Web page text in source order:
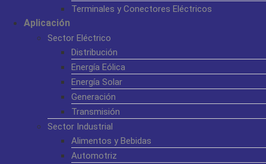
Terminales y Conectores Eléctricos
Aplicación
Sector Eléctrico
Distribución
Energía Eólica
Energía Solar
Generación
Transmisión
Sector Industrial
Alimentos y Bebidas
Automotriz